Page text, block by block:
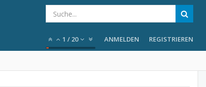
1 / 20 ANMELDEN REGISTRIEREN